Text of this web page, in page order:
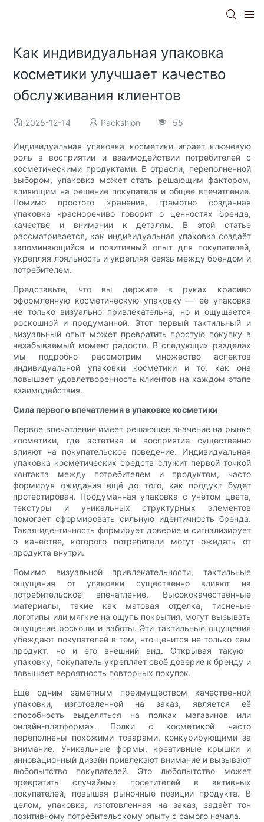
Как индивидуальная упаковка
косметики улучшает качество
обслуживания клиентов
2025-12-14 Packshion 55
Индивидуальная упаковка косметики играет ключевую
роль в восприятии и взаимодействии потребителей с
косметическими продуктами. В отрасли, переполненной
выбором, упаковка может стать решающим фактором,
влияющим на решение покупателя и общее впечатление.
Помимо простого хранения, грамотно созданная
упаковка красноречиво говорит о ценностях бренда,
качестве и внимании к деталям. В этой статье
рассматривается, как индивидуальная упаковка создаёт
запоминающийся и позитивный опыт для покупателей,
укрепляя лояльность и укрепляя связь между брендом и
потребителем.
Представьте, что вы держите в руках красиво
оформленную косметическую упаковку — её упаковка
не только визуально привлекательна, но и ощущается
роскошной и продуманной. Этот первый тактильный и
визуальный опыт может превратить простую покупку в
незабываемый момент радости. В следующих разделах
мы подробно рассмотрим множество аспектов
индивидуальной упаковки косметики и то, как она
повышает удовлетворенность клиентов на каждом этапе
взаимодействия.
Сила первого впечатления в упаковке косметики
Первое впечатление имеет решающее значение на рынке
косметики, где эстетика и восприятие существенно
влияют на покупательское поведение. Индивидуальная
упаковка косметических средств служит первой точкой
контакта между потребителем и продуктом, часто
формируя ожидания ещё до того, как продукт будет
протестирован. Продуманная упаковка с учётом цвета,
текстуры и уникальных структурных элементов
помогает сформировать сильную идентичность бренда.
Такая идентичность формирует доверие и сигнализирует
о качестве, которого потребители могут ожидать от
продукта внутри.
Помимо визуальной привлекательности, тактильные
ощущения от упаковки существенно влияют на
потребительское впечатление. Высококачественные
материалы, такие как матовая отделка, тисненые
логотипы или мягкие на ощупь покрытия, могут вызывать
ощущение роскоши и заботы. Эти тактильные ощущения
убеждают покупателей в том, что ценится не только сам
продукт, но и его внешний вид. Открывая такую ​​
упаковку, покупатель укрепляет своё доверие к бренду и
повышает вероятность повторных покупок.
Ещё одним заметным преимуществом качественной
упаковки, изготовленной на заказ, является её
способность выделяться на полках магазинов или
онлайн-платформах. Полки с косметикой часто
переполнены похожими товарами, конкурирующими за
внимание. Уникальные формы, креативные крышки и
инновационный дизайн привлекают внимание и вызывают
любопытство покупателей. Это любопытство может
превратить случайных посетителей в активных
покупателей, повышая рыночные позиции продукта. В
целом, упаковка, изготовленная на заказ, задаёт тон
позитивному потребительскому опыту с самого начала.